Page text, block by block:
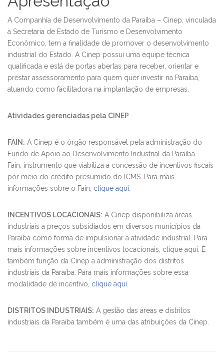
A Companhia de Desenvolvimento da Paraíba – Cinep, vinculada
à Secretaria de Estado de Turismo e Desenvolvimento
Econômico, tem a finalidade de promover o desenvolvimento
industrial do Estado. A Cinep possui uma equipe técnica
qualificada e está de portas abertas para receber, orientar e
prestar assessoramento para quem quer investir na Paraíba,
atuando como facilitadora na implantação de empresas.
Atividades gerenciadas pela CINEP
FAIN: A Cinep é o órgão responsável pela administração do
Fundo de Apoio ao Desenvolvimento Industrial da Paraíba –
Fain, instrumento que viabiliza a concessão de incentivos fiscais
por meio do crédito presumido do ICMS. Para mais
informações sobre o Fain, clique aqui.
INCENTIVOS LOCACIONAIS: A Cinep disponibiliza áreas
industriais a preços subsidiados em diversos municípios da
Paraíba como forma de impulsionar a atividade industrial. Para
mais informações sobre incentivos locacionais, clique aqui. É
também função da Cinep a administração dos distritos
industriais da Paraíba. Para mais informações sobre essa
modalidade de incentivo, clique aqui.
DISTRITOS INDUSTRIAIS: A gestão das áreas e distritos
industriais da Paraíba também é uma das atribuições da Cinep.